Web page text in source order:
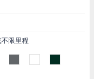
不限里程